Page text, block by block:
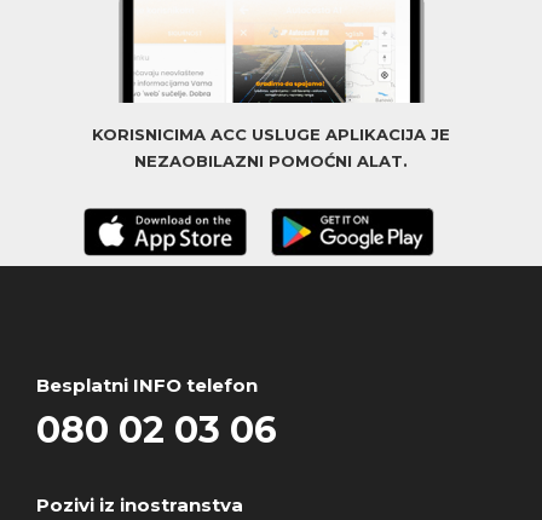
KORISNICIMA ACC USLUGE APLIKACIJA JE
NEZAOBILAZNI POMOĆNI ALAT.
Besplatni INFO telefon
080 02 03 06
Pozivi iz inostranstva